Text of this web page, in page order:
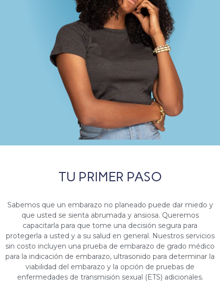
TU PRIMER PASO
Sabemos que un embarazo no planeado puede dar miedo y
que usted se sienta abrumada y ansiosa. Queremos
capacitarla para que tome una decisión segura para
protegerla a usted y a su salud en general. Nuestros servicios
sin costo incluyen una prueba de embarazo de grado médico
para la indicación de embarazo, ultrasonido para determinar la
viabilidad del embarazo y la opción de pruebas de
enfermedades de transmisión sexual (ETS) adicionales.